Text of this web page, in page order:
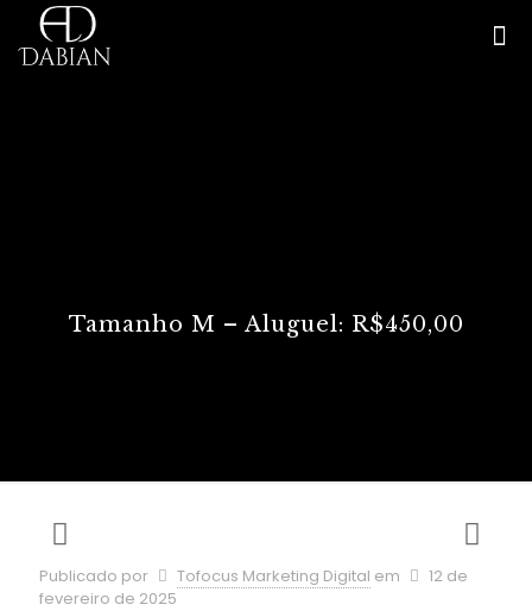
Tamanho M – Aluguel: R$450,00
Publicado por Tofocus Marketing Digital em
12 de
fevereiro de 2025